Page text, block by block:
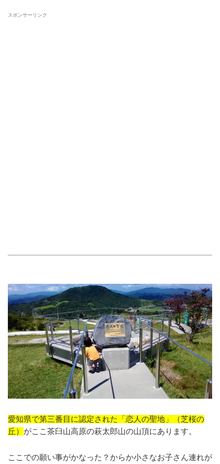
スポンサーリンク
愛知県で第三番目に認定された「恋人の聖地」（芝桜の
丘） がここ茶臼山高原の萩太郎山の山頂にあります。
ここでの願い事がかなった？からか小さなお子さん連れが